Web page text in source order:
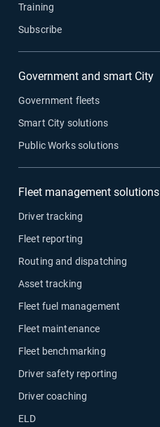
Training
Subscribe
Government and smart City
Government fleets
Smart City solutions
Public Works solutions
Fleet management solutions
Driver tracking
Fleet reporting
Routing and dispatching
Asset tracking
Fleet fuel management
Fleet maintenance
Fleet benchmarking
Driver safety reporting
Driver coaching
ELD